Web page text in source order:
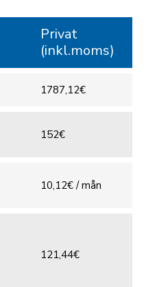
Privat
(inkl.moms)
1787,12€
152€
10,12€ / mån
121,44€